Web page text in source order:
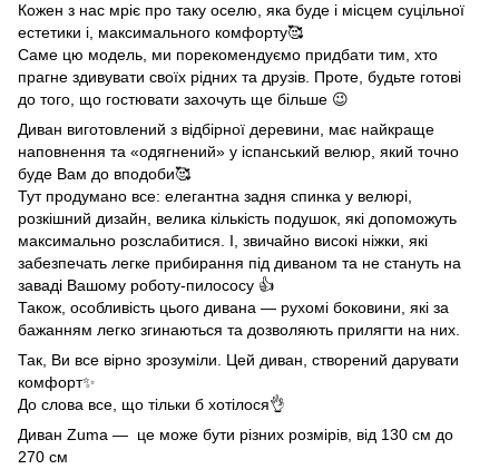
Кожен з нас мріє про таку оселю, яка буде і місцем суцільної
естетики і, максимального комфорту🥰
Саме цю модель, ми порекомендуємо придбати тим, хто
прагне здивувати своїх рідних та друзів. Проте, будьте готові
до того, що гостювати захочуть ще більше 😉
Диван виготовлений з відбірної деревини, має найкраще
наповнення та «одягнений» у іспанський велюр, який точно
буде Вам до вподоби🥰
Тут продумано все: елегантна задня спинка у велюрі,
розкішний дизайн, велика кількість подушок, які допоможуть
максимально розслабитися. І, звичайно високі ніжки, які
забезпечать легке прибирання під диваном та не стануть на
заваді Вашому роботу-пилососу 👍
Також, особливість цього дивана — рухомі боковини, які за
бажанням легко згинаються та дозволяють прилягти на них.
Так, Ви все вірно зрозуміли. Цей диван, створений дарувати
комфорт✨
До слова все, що тільки б хотілося👌
Диван Zuma — це може бути різних розмірів, від 130 см до
270 см